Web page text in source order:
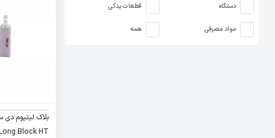
دستگاه قطعات یدکی
مواد مصرفی همه
Block HT